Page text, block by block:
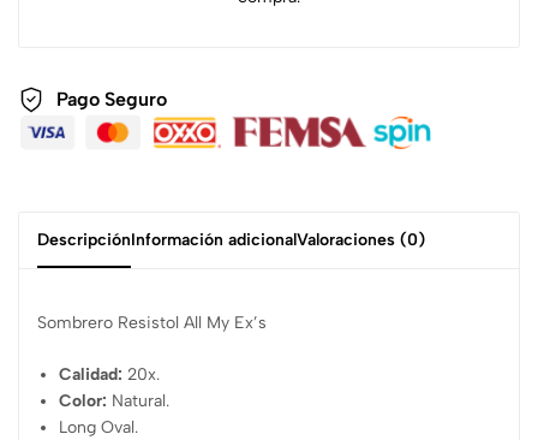
Pago Seguro
DescripciónInformación adicionalValoraciones (0)
Sombrero Resistol All My Ex’s
Calidad: 20x.
Color: Natural.
Long Oval.